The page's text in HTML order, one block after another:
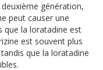
génération,
peut causer une
que la loratadine est
est souvent plus
que la loratadine